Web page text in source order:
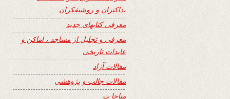
،داکتران و روشنفکران
معرفی کتابهای جدید
معرفی و تجلیل از مساجد ، اماکن و
عابدات تاریخی
مقالات آزاد
مقالات جالب و پژوهشی
مناجا ت